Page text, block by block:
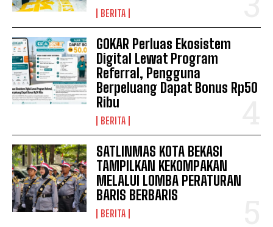
BERITA
GOKAR Perluas Ekosistem
Digital Lewat Program
Referral, Pengguna
Berpeluang Dapat Bonus Rp50
Ribu
BERITA
SATLINMAS KOTA BEKASI
TAMPILKAN KEKOMPAKAN
MELALUI LOMBA PERATURAN
BARIS BERBARIS
BERITA